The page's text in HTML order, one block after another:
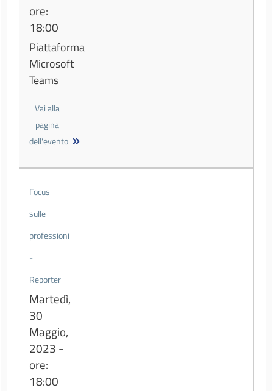
ore:
18:00
Piattaforma
Microsoft
Teams
Vai alla
pagina
dell'evento
Focus
sulle
professioni
-
Reporter
Martedì,
30
Maggio,
2023 -
ore:
18:00